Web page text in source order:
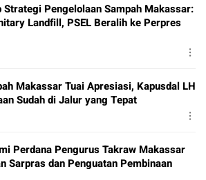
Strategi Pengelolaan Sampah Makassar:
Landfill, PSEL Beralih ke Perpres
Makassar Tuai Apresiasi, Kapusdal LH
Sudah di Jalur yang Tepat
Perdana Pengurus Takraw Makassar
Sarpras dan Penguatan Pembinaan